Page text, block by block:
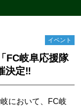
イベント
FC岐阜応援隊
決定‼
において、FC岐